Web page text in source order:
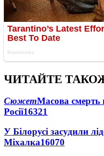
ЧИТАЙТЕ
СюжетМасова
Росії16321
У Білорусі засудили
Міхалка16070